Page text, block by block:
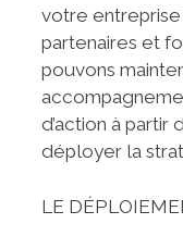
votre entreprise
partenaires et
pouvons
d’action à partir
déployer la
LE